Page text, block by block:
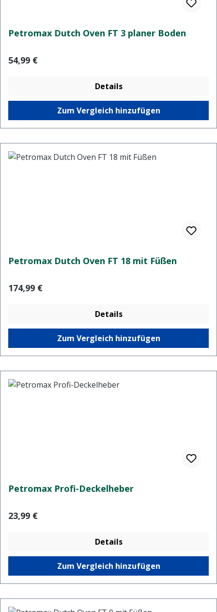
Petromax Dutch Oven FT 3 planer Boden
Regulärer Preis:
54,99 €
Details
Zum Vergleich hinzufügen
Petromax Dutch Oven FT 18 mit Füßen
Regulärer Preis:
174,99 €
Details
Zum Vergleich hinzufügen
Petromax Profi-Deckelheber
Regulärer Preis:
23,99 €
Details
Zum Vergleich hinzufügen